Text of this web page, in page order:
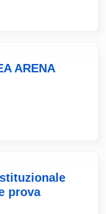
ARENA
prova